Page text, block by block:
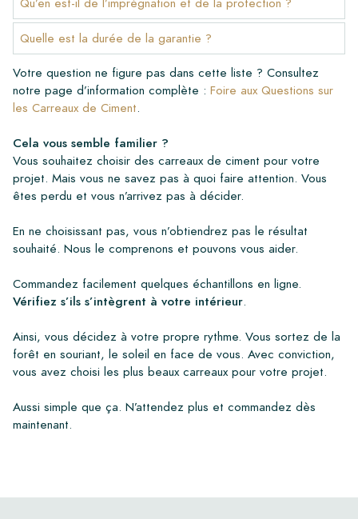
Quelle est la durée de la garantie ?
Votre question ne figure pas dans cette liste ? Consultez
notre page d’information complète : Foire aux Questions sur
les Carreaux de Ciment.
Cela vous semble familier ?
Vous souhaitez choisir des carreaux de ciment pour votre
projet. Mais vous ne savez pas à quoi faire attention. Vous
êtes perdu et vous n’arrivez pas à décider.
En ne choisissant pas, vous n’obtiendrez pas le résultat
souhaité. Nous le comprenons et pouvons vous aider.
Commandez facilement quelques échantillons en ligne.
Vérifiez s’ils s’intègrent à votre intérieur.
Ainsi, vous décidez à votre propre rythme. Vous sortez de la
forêt en souriant, le soleil en face de vous. Avec conviction,
vous avez choisi les plus beaux carreaux pour votre projet.
Aussi simple que ça. N’attendez plus et commandez dès
maintenant.